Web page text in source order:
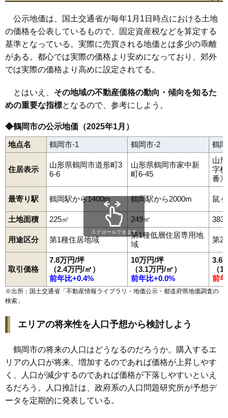
84 藤島 4.6万円 102万円 -16.2%
85 三瀬 4.6万円 365万円 -4.4%
86 藤浪 4.6万円 690万円 -1.4%
87 上藤島 4.3万円 121万円 -12.4%
88 白山 4.2万円 413万円
89 鼠ケ関 4.0万円 340万円 -13.5%
90 湯野浜 4.0万円 445万円
92 覚岸寺 3.3万円
93 中田 305万円 -7.4%
西目 3.2万円 249万円 -10.7%
加茂 133万円 -5.5%
3.1万円
98 文下 3.0万円 1,804万円 0.2%
99 羽黒町荒川 2.9万円 255万円 -12.2%
100 藤沢 2.9万円 367万円 -8.4%
101 常盤木 288万円 -4.4%
下清水 489万円 -10.6%
103 馬町 2.7万円 400万円 -7.7%
105 大岩川 2.5万円 153万円
107 丸岡 2.1万円 472万円 -7.0%
203万円 -8.7%
109 早田 2.0万円 117万円 -20.6%
110 東岩本 2.0万円
公示地価は、国土交通省が毎年1月1日時点における土地
の価格を公表しているもので、固定資産税などを算定する
基準となっている。実際に売買される地価とは多少の乖離
がある。都心では実際の価格より安めになっており、郊外
では実際の価格より高めに設定されてる。
とはいえ、 その地域の不動産価格の動向・傾向を知るた
めの重要な指標となるので、参考にしよう。
◆鶴岡市の公示地価（2025年1月）
地点名 鶴岡市-1 鶴岡市-2 鶴
住居表示
山形県鶴岡市道形町3
6-6
山形県鶴岡市家中新
町6-45
山
字
番》
最寄り駅 鶴岡駅から1400m 鶴岡駅から2000m 鼠
土地面積 225㎡ 249㎡ 383
用途区分 第1種住居地域
第1種低層住居専用地
域
第2
取引価格
7.8万円/坪
（2.4万円/㎡）
前年比+0.4%
10万円/坪
（3.1万円/㎡）
前年比+0.0%
3.6
（
前
スクロールできます
※出所：国土交通省「不動産情報ライブラリ・地価公示・都道府県地価調査の
検索 」
エリアの将来性を人口予想から検討しよう
鶴岡市の将来の人口はどうなるのだろうか。購入するエ
リアの人口が将来、増加するのであれば価格が上昇しやす
く、人口が減少するのであれば価格が下落しやすいといえ
るだろう。人口推計は、政府系の人口問題研究所が予想デ
ータを定期的に発表している。
茅原町寺田道形町常盤木栃屋外内島友江友江町鳥居町
苗津町
中田 長沼新形町 西新斎町
鼠ケ関のぞみ町羽黒町赤川羽黒町荒川 羽黒町押口
羽黒町川代 羽黒町黒瀬羽黒町十文字羽黒町手向 羽黒町細谷
羽黒町松尾 馬場町 日枝東荒屋 東岩本東原町日出 日吉町
日和田町藤沢藤島 藤浪藤の花双葉町文園町平成町文下本町
松根
丸岡 美咲町水沢道田町みどり町美原町三和三和町睦町
八色木柳田 矢馳湯温海湯田川 湯野沢湯野浜由良 陽光町
淀川町若葉町早田北茅原町
羽前大山駅
鶴岡駅藤島駅